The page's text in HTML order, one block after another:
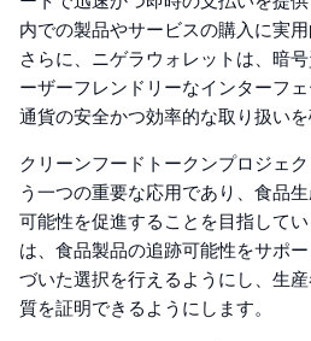
内での製品やサービスの購入に実用
さらに、ニゲラウォレットは、暗
ーザーフレンドリーなインターフ
通貨の安全かつ効率的な取り扱いを
クリーンフードトークンプロジェ
う一つの重要な応用であり、食品
可能性を促進することを目指して
は、食品製品の追跡可能性をサポ
づいた選択を行えるようにし、生
質を証明できるようにします。